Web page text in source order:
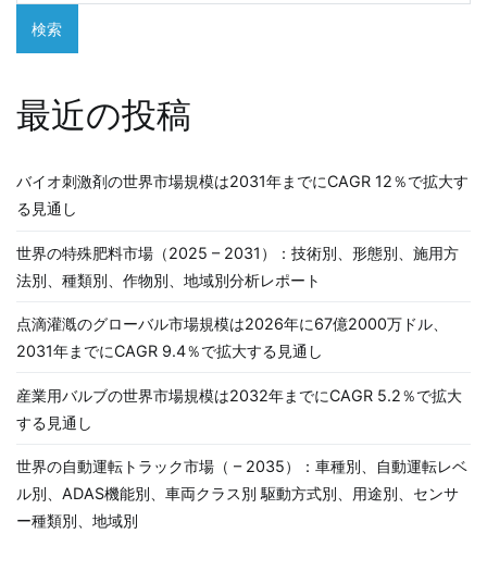
シ
ョ
ン
検索
最近の投稿
バイオ刺激剤の世界市場規模は2031年までにCAGR 12％で拡大す
る見通し
世界の特殊肥料市場（2025 – 2031）：技術別、形態別、施用方
法別、種類別、作物別、地域別分析レポート
点滴灌漑のグローバル市場規模は2026年に67億2000万ドル、
2031年までにCAGR 9.4％で拡大する見通し
産業用バルブの世界市場規模は2032年までにCAGR 5.2％で拡大
する見通し
世界の自動運転トラック市場（ – 2035）：車種別、自動運転レベ
ル別、ADAS機能別、車両クラス別 駆動方式別、用途別、センサ
ー種類別、地域別